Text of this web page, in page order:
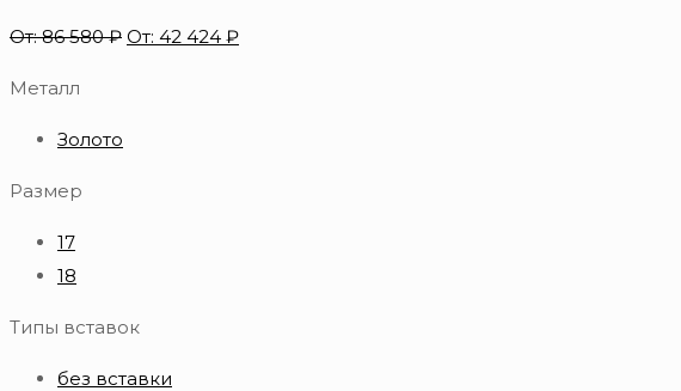
От:86 580₽ От: 42 424 ₽
Металл
Золото
Размер
17
18
Типы вставок
без вставки